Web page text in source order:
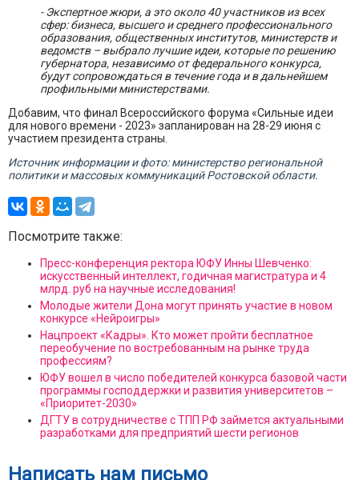
- Экспертное жюри, а это около 40 участников из всех
сфер: бизнеса, высшего и среднего профессионального
образования, общественных институтов, министерств и
ведомств – выбрало лучшие идеи, которые по решению
губернатора, независимо от федерального конкурса,
будут сопровождаться в течение года и в дальнейшем
профильными министерствами.
Добавим, что финал Всероссийского форума «Сильные идеи
для нового времени - 2023» запланирован на 28-29 июня с
участием президента страны.
Источник информации и фото: министерство региональной
политики и массовых коммуникаций Ростовской области.
Посмотрите также:
Пресс-конференция ректора ЮФУ Инны Шевченко:
искусственный интеллект, годичная магистратура и 4
млрд. руб на научные исследования!
Молодые жители Дона могут принять участие в новом
конкурсе «Нейроигры»
Нацпроект «Кадры». Кто может пройти бесплатное
переобучение по востребованным на рынке труда
профессиям?
ЮФУ вошел в число победителей конкурса базовой части
программы господдержки и развития университетов –
«Приоритет-2030»
ДГТУ в сотрудничестве с ТПП РФ займется актуальными
разработками для предприятий шести регионов
Написать нам письмо